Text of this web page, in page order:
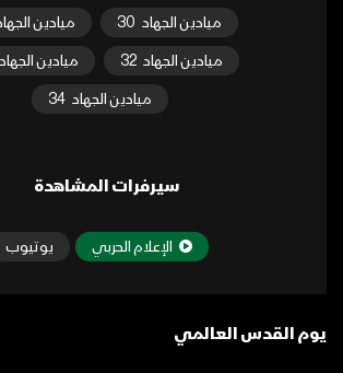
ميادين الجهاد 30 ميادين
ميادين الجهاد 32 ميادين الجهاد
ميادين الجهاد 34
سيرفرات المشاهدة
الإعلام الحربي يوتيوب
يوم القدس العالمي